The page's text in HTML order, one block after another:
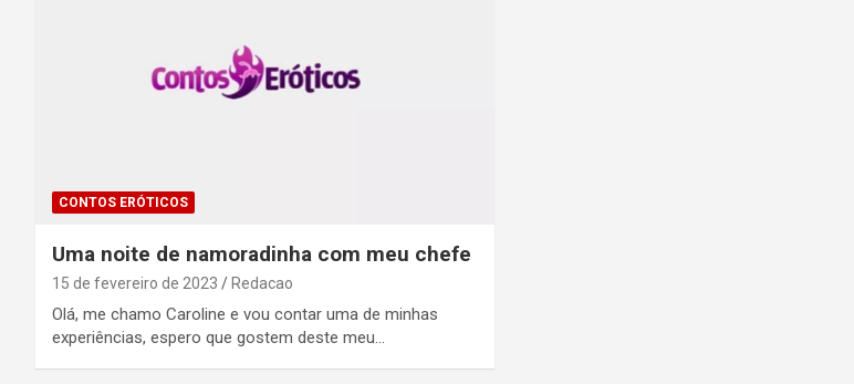
CONTOS ERÓTICOS
Uma noite de namoradinha com meu chefe
15 de fevereiro de 2023 Redacao
Olá, me chamo Caroline e vou contar uma de minhas
experiências, espero que gostem deste meu…